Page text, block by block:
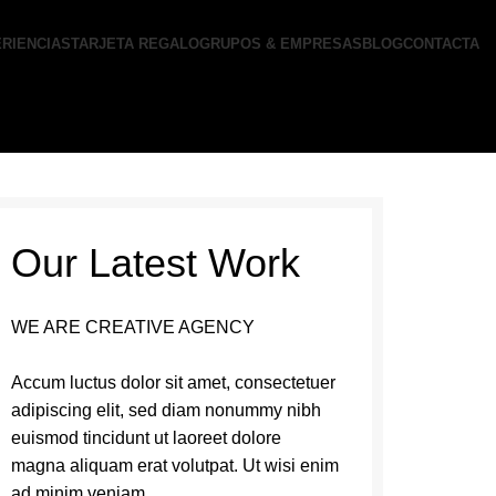
TARJETA REGALOGRUPOS & EMPRESAS BLOGCONTACTA
Our Latest Work
WE ARE CREATIVE AGENCY
Accum luctus dolor sit amet, consectetuer
adipiscing elit, sed diam nonummy nibh
euismod tincidunt ut laoreet dolore
magna aliquam erat volutpat. Ut wisi enim